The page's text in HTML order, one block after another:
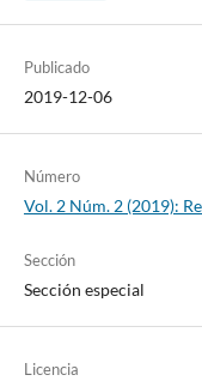
Publicado
2019-12-06
Número
Vol. 2 Núm. 2 (2019):
Sección
Sección especial
Licencia